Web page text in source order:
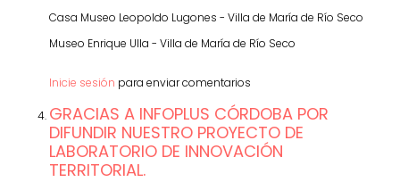
Casa Museo Leopoldo Lugones - Villa de María de Río Seco
Museo Enrique Ulla - Villa de María de Río Seco
Inicie sesión para enviar comentarios
GRACIAS A INFOPLUS CÓRDOBA POR
DIFUNDIR NUESTRO PROYECTO DE
LABORATORIO DE INNOVACIÓN
TERRITORIAL.